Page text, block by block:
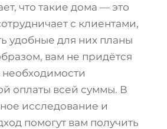
что такие дома — это
с клиентами,
удобные для них планы
вам не придётся
необходимости
оплаты всей суммы. В
исследование и
помогут вам получить